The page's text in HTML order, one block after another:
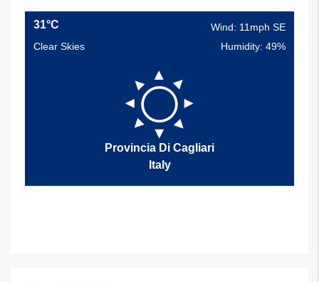
31°C
Wind: 11mph SE
Clear Skies
Humidity: 49%
Provincia Di Cagliari
Italy